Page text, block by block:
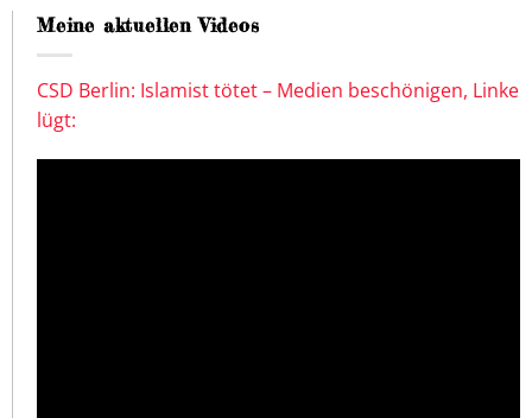
Meine aktuellen Videos
CSD Berlin: Islamist tötet – Medien beschönigen, Linke
lügt: